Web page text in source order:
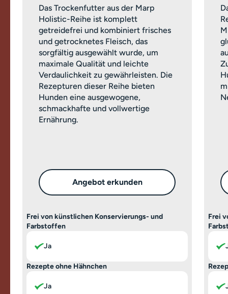
Das Trockenfutter aus der Marp
Holistic-Reihe ist komplett
getreidefrei und kombiniert frisches
und getrocknetes Fleisch, das
sorgfältig ausgewählt wurde, um
maximale Qualität und leichte
Verdaulichkeit zu gewährleisten. Die
Rezepturen dieser Reihe bieten
Hunden eine ausgewogene,
schmackhafte und vollwertige
Ernährung.
Angebot erkunden
Frei von künstlichen Konservierungs- und
Farbstoffen
Ja
Rezepte ohne Hähnchen
Ja
Frei